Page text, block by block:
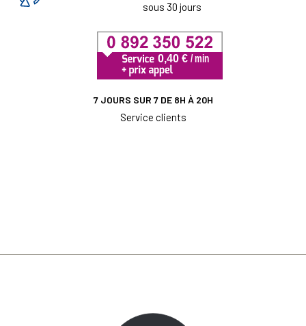
sous 30 jours
7 JOURS SUR 7 DE 8H À 20H
Service clients